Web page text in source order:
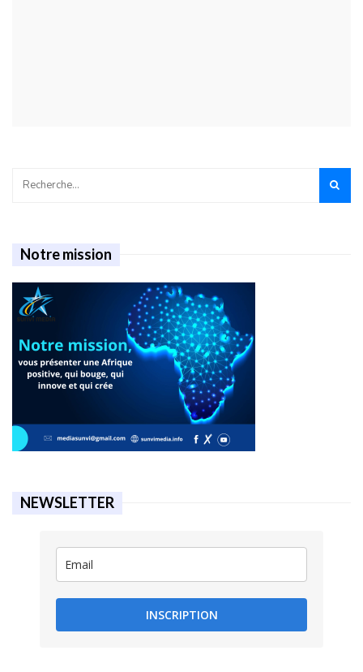
Notre mission
NEWSLETTER
INSCRIPTION